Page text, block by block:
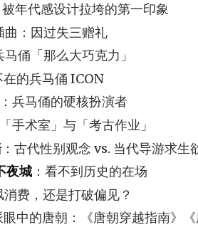
被年代感设计拉垮的第一印象
曲：因过失三赠礼
俑「那么大巧克力」
在的兵马俑 ICON
：兵马俑的硬核扮演者
手术室」与「考古作业」
：古代性别观念 vs. 当代导游求生
夜城 ：看不到历史的在场
消费，还是打破偏见？
中的唐朝：《唐朝穿越指南》《